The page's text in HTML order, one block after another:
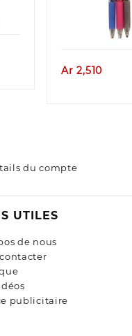
Aperçu
Ar 2,510
du compte
UTILES
de nous
publicitaire